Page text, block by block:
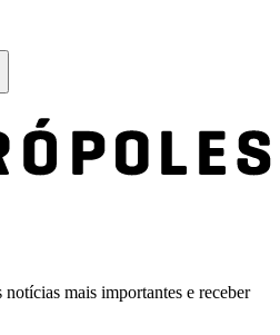
mais importantes e receber